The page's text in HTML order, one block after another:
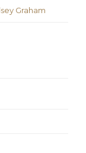
Graham